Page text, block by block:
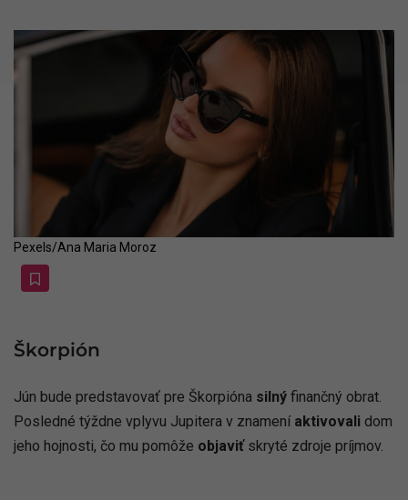
Pexels/Ana Maria Moroz
Škorpión
Jún bude predstavovať pre Škorpióna silný finančný obrat.
Posledné týždne vplyvu Jupitera v znameníaktivovali dom
jeho hojnosti, čo mu pomôže objaviťskryté zdroje príjmov.